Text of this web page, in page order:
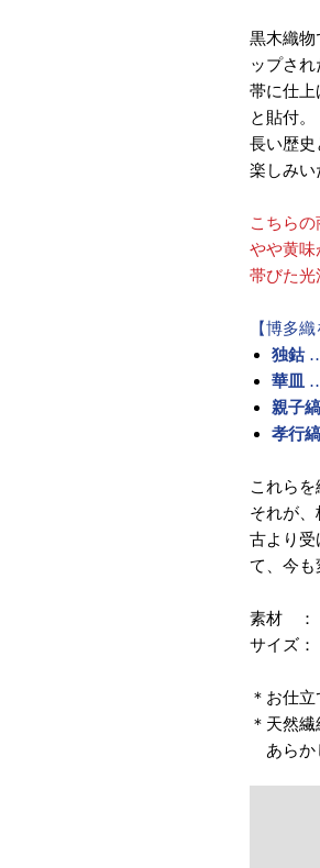
黒木織物
ップさ
帯に仕上
と貼付。
長い歴史
楽しみい
こちら
やや黄味
帯びた光
【博多
独鈷…
華皿
親子縞
孝行縞
これら
それが、
古より受
て、今も
素材 ：
サイズ
＊お仕
＊天然
あらか